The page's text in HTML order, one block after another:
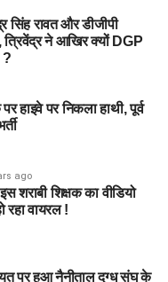
सिंह रावत और डीजीपी
ने आखिर क्यों DGP
?
हाइवे पर निकला हाथी, पूर्व
ago
शराबी शिक्षक का वीडियो
रहा वायरल !
पर हुआ नैनीताल दुग्ध संघ के